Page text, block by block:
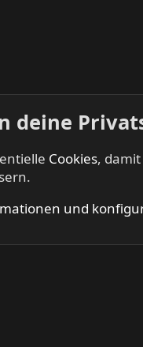
deine
Cookies,
und